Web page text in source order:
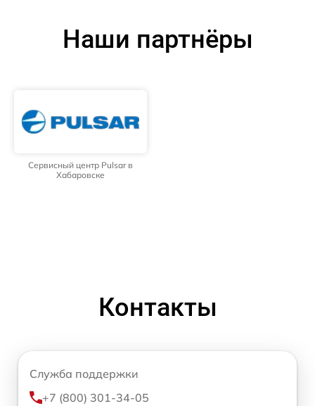
Наши партнёры
Сервисный центр Pulsar в
Хабаровске
Контакты
Служба поддержки
+7 (800) 301-34-05